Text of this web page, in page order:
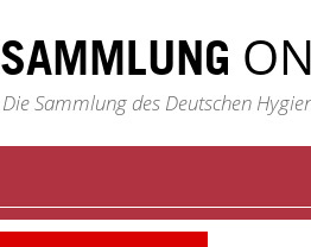
SAMMLUNG
Die Sammlung des Deutschen